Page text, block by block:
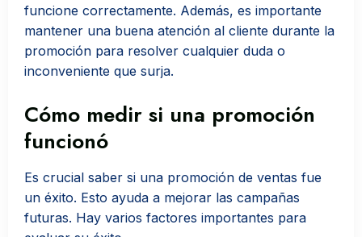
funcione correctamente. Además, es importante
mantener una buena atención al cliente durante la
promoción para resolver cualquier duda o
inconveniente que surja.
Cómo medir si una promoción
funcionó
Es crucial saber si una promoción de ventas fue
un éxito. Esto ayuda a mejorar las campañas
futuras. Hay varios factores importantes para